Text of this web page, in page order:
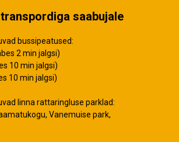
saabujale
bussipeatused:
2 min jalgsi)
10 min jalgsi)
10 min jalgsi)
linna rattaringluse parklad:
Vanemuise park,